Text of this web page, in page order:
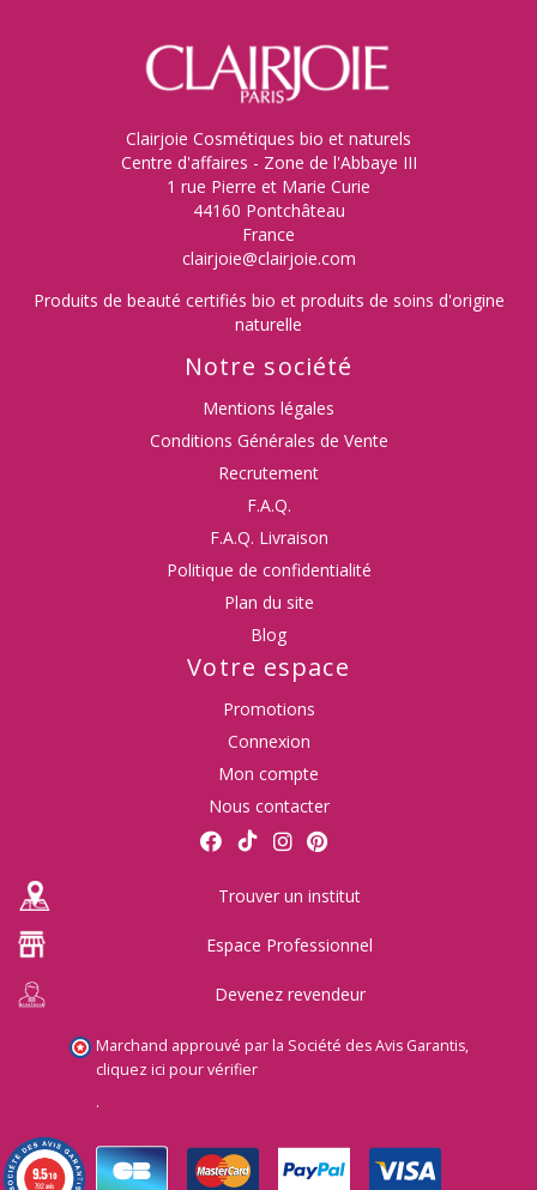
Clairjoie Cosmétiques bio et naturels
Centre d'affaires - Zone de l'Abbaye III
1 rue Pierre et Marie Curie
44160 Pontchâteau
France
clairjoie@clairjoie.com
Produits de beauté certifiés bio et produits de soins d'origine
naturelle
Notre société
Mentions légales
Conditions Générales de Vente
Recrutement
F.A.Q.
F.A.Q. Livraison
Politique de confidentialité
Plan du site
Blog
Votre espace
Promotions
Connexion
Mon compte
Nous contacter
Trouver un institut
Espace Professionnel
Devenez revendeur
Marchand approuvé par la Société des Avis Garantis,
cliquez ici pour vérifier
.
9.5/10
792 avis